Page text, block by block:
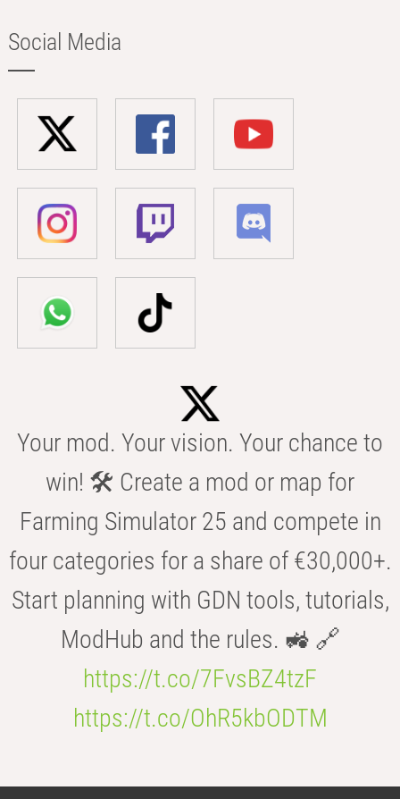
Social Media
Your mod. Your vision. Your chance to
win! 🛠️ Create a mod or map for
Farming Simulator 25 and compete in
four categories for a share of €30,000+.
Start planning with GDN tools, tutorials,
ModHub and the rules. 🚜 🔗
https://t.co/7FvsBZ4tzF
https://t.co/OhR5kbODTM